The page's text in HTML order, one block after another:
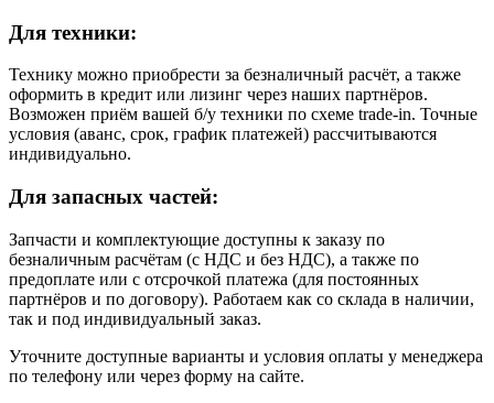
Для техники:
Технику можно приобрести за безналичный расчёт, а также
оформить в кредит или лизинг через наших партнёров.
Возможен приём вашей б/у техники по схеме trade-in. Точные
условия (аванс, срок, график платежей) рассчитываются
индивидуально.
Для запасных частей:
Запчасти и комплектующие доступны к заказу по
безналичным расчётам (с НДС и без НДС), а также по
предоплате или с отсрочкой платежа (для постоянных
партнёров и по договору). Работаем как со склада в наличии,
так и под индивидуальный заказ.
Уточните доступные варианты и условия оплаты у менеджера
по телефону или через форму на сайте.